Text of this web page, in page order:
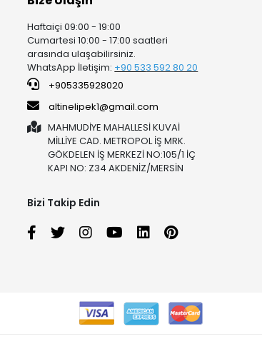
Haftaiçi 09:00 - 19:00
Cumartesi 10:00 - 17:00 saatleri
arasında ulaşabilirsiniz.
WhatsApp İletişim: +90 533 592 80 20
+905335928020
altinelipek1@gmail.com
MAHMUDİYE MAHALLESİ KUVAİ
MİLLİYE CAD. METROPOL İŞ MRK.
GÖKDELEN İŞ MERKEZİ NO:105/1 İÇ
KAPI NO: Z34 AKDENİZ/MERSİN
Bizi Takip Edin